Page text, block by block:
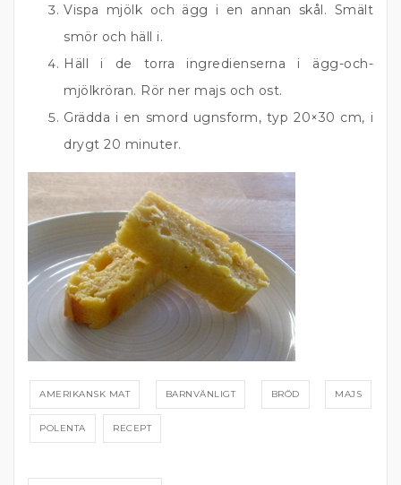
Vispa mjölk och ägg i en annan skål. Smält
smör och häll i.
Häll i de torra ingredienserna i ägg-och-
mjölkröran. Rör ner majs och ost.
Grädda i en smord ugnsform, typ 20×30 cm, i
drygt 20 minuter.
AMERIKANSK MAT BARNVÄNLIGT BRÖD MAJS
POLENTA RECEPT